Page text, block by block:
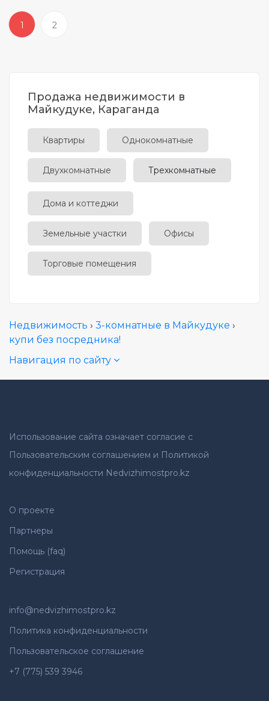
1 2
Продажа недвижимости в
Майкудуке, Караганда
Квартиры Однокомнатные
Двухкомнатные Трехкомнатные
Дома и коттеджи
Земельные участки Офисы
Торговые помещения
Недвижимость › 3-комнатные в Майкудуке ›
купи без посредника!
Навигация по сайту
Использование сайта означает согласие с
Пользовательским соглашением и Политикой
конфиденциальности Nedvizhimostpro.kz
О проекте
Партнеры
Помощь (faq)
Регистрация
info@nedvizhimostpro.kz
Политика конфиденциальности
Пользовательское соглашение
+7 (775) 539 3946